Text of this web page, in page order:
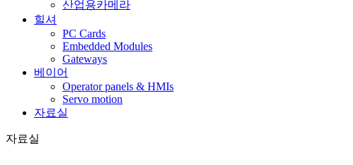
산업용카메라
힐셔
PC Cards
Embedded Modules
Gateways
베이어
Operator panels & HMIs
Servo motion
자료실
자료실